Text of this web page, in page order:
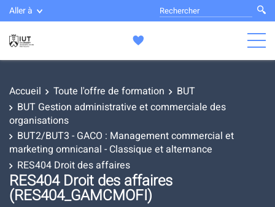
Aller à
Accueil Toute l'offre de formation
BUT
BUT Gestion administrative et commerciale des
organisations
BUT2/BUT3 - GACO : Management commercial et
marketing omnicanal - Classique et alternance
RES404 Droit des affaires
RES404 Droit des affaires
(RES404_GAMCMOFI)